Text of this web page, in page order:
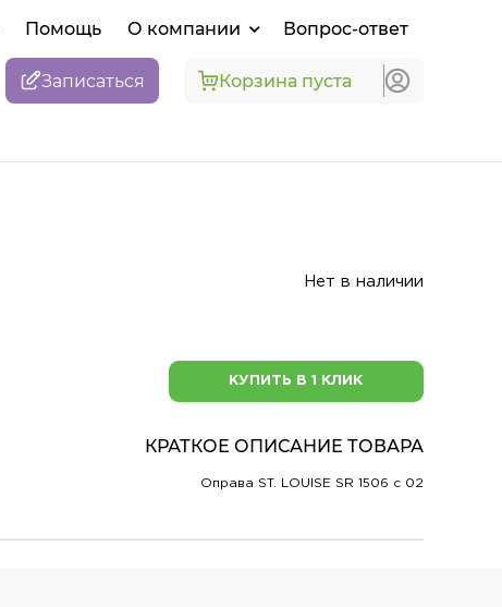
Помощь О компании Вопрос-ответ
Записаться Корзина пуста
Нет в наличии
КУПИТЬ В 1 КЛИК
КРАТКОЕ ОПИСАНИЕ ТОВАРА
Оправа ST. LOUISE SR 1506 c 02